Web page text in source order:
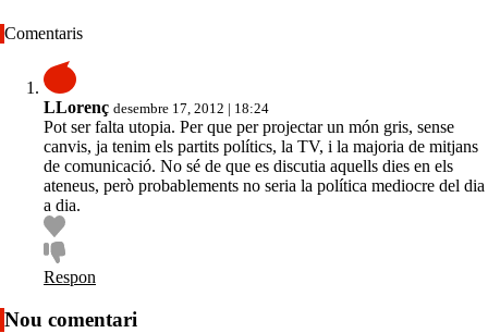
Comentaris
LLorenç desembre 17, 2012 | 18:24
Pot ser falta utopia. Per que per projectar un món gris, sense
canvis, ja tenim els partits polítics, la TV, i la majoria de mitjans
de comunicació. No sé de que es discutia aquells dies en els
ateneus, però probablements no seria la política mediocre del dia
a dia.
Respon
Nou comentari